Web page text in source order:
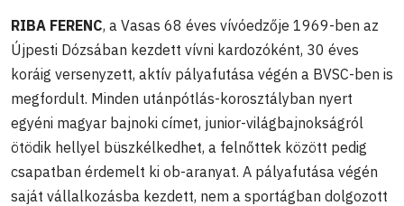
RIBA FERENC, a Vasas 68 éves vívóedzője 1969-ben az
Újpesti Dózsában kezdett vívni kardozóként, 30 éves
koráig versenyzett, aktív pályafutása végén a BVSC-ben is
megfordult. Minden utánpótlás-korosztályban nyert
egyéni magyar bajnoki címet, junior-világbajnokságról
ötödik hellyel büszkélkedhet, a felnőttek között pedig
csapatban érdemelt ki ob-aranyat. A pályafutása végén
saját vállalkozásba kezdett, nem a sportágban dolgozott